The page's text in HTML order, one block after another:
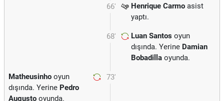
66' Henrique Carmo asist
yaptı.
68' Luan Santos oyun
dışında. Yerine Damian
Bobadilla oyunda.
73'
Matheusinho oyun
dışında. Yerine Pedro
Augusto oyunda.